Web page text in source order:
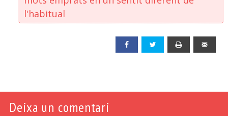
l'habitual
Facebook Twitter
Deixa un comentari